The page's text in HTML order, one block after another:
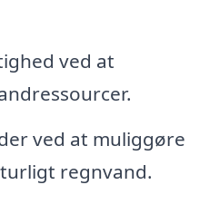
ved at
ved at muliggøre
regnvand.